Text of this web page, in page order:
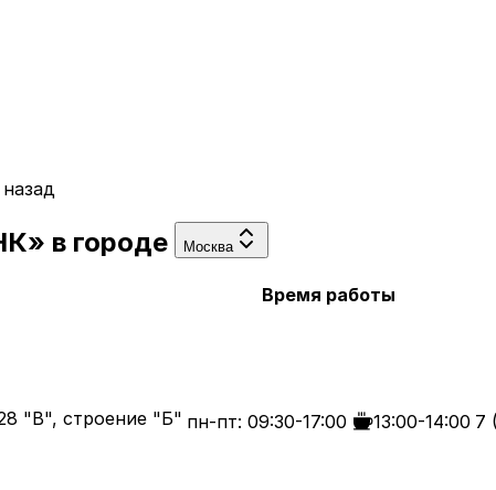
в городе Москва
Время работы
"В", строение "Б" пн-пт: 09:30-17:00 13:00-14:00 7